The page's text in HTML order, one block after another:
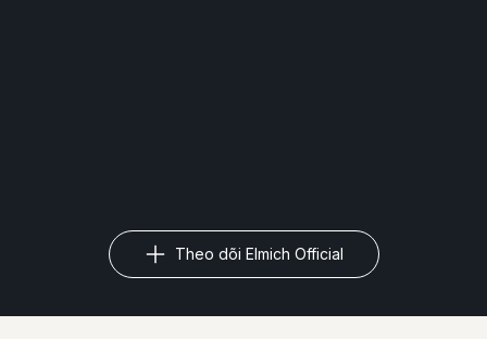
Theo dõi Elmich Official